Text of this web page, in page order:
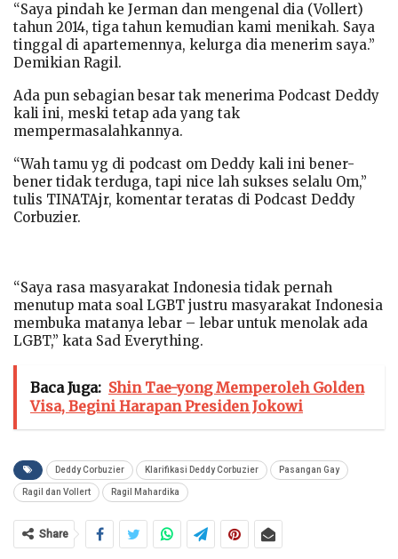
“Saya pindah ke Jerman dan mengenal dia (Vollert)
tahun 2014, tiga tahun kemudian kami menikah. Saya
tinggal di apartemennya, kelurga dia menerim saya.”
Demikian Ragil.
Ada pun sebagian besar tak menerima Podcast Deddy
kali ini, meski tetap ada yang tak
mempermasalahkannya.
“Wah tamu yg di podcast om Deddy kali ini bener-
bener tidak terduga, tapi nice lah sukses selalu Om,”
tulis TINATAjr, komentar teratas di Podcast Deddy
Corbuzier.
“Saya rasa masyarakat Indonesia tidak pernah
menutup mata soal LGBT justru masyarakat Indonesia
membuka matanya lebar – lebar untuk menolak ada
LGBT,” kata Sad Everything.
Baca Juga: Shin Tae-yong Memperoleh Golden
Visa, Begini Harapan Presiden Jokowi
Deddy Corbuzier Klarifikasi Deddy Corbuzier Pasangan Gay
Ragil dan Vollert Ragil Mahardika
Share